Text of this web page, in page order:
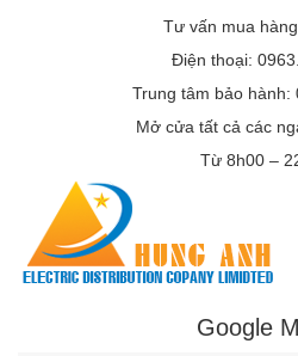
Tư vấn mua
Điện thoại:
Trung tâm bảo hành:
Mở cửa tất cả các
Từ 8h00 –
Google